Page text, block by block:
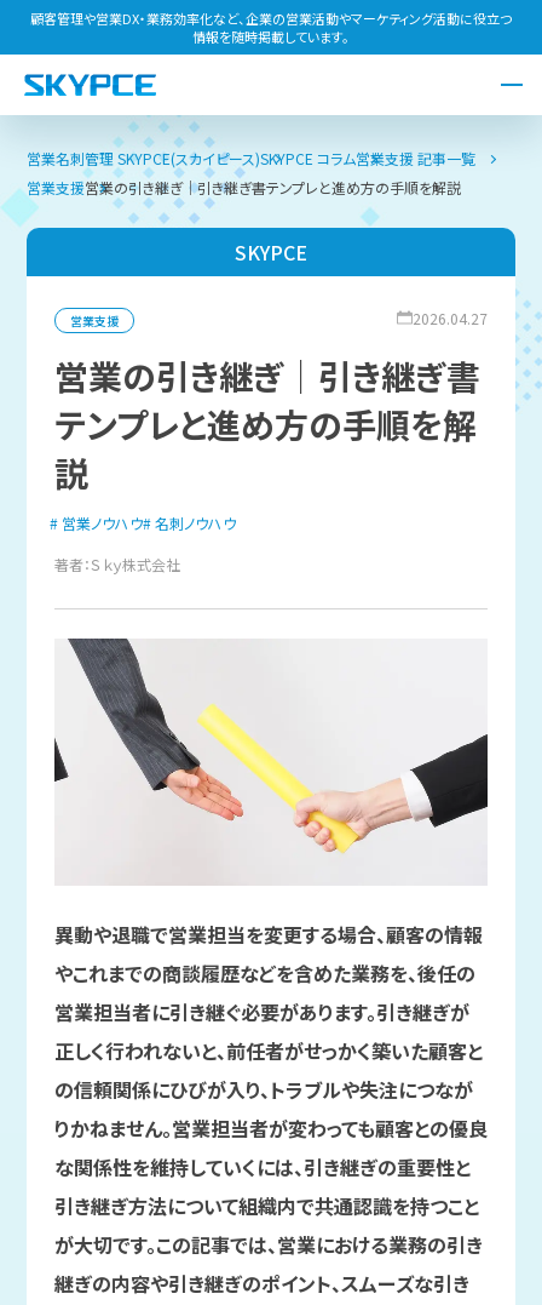
顧客管理や営業DX・業務効率化など、企業の営業活動やマーケティング活動に役立つ
情報を随時掲載しています。
営業名刺管理 SKYPCE(スカイピース)SKYPCE コラム営業支援 記事一覧
営業支援営業の引き継ぎ｜引き継ぎ書テンプレと進め方の手順を解説
SKYPCE
営業支援 2026.04.27
営業の引き継ぎ｜引き継ぎ書
テンプレと進め方の手順を解
説
営業ノウハウ
名刺ノウハウ
著者：Ｓｋｙ株式会社
異動や退職で営業担当を変更する場合、顧客の情報
やこれまでの商談履歴などを含めた業務を、後任の
営業担当者に引き継ぐ必要があります。引き継ぎが
正しく行われないと、前任者がせっかく築いた顧客と
の信頼関係にひびが入り、トラブルや失注につなが
りかねません。営業担当者が変わっても顧客との優良
な関係性を維持していくには、引き継ぎの重要性と
引き継ぎ方法について組織内で共通認識を持つこと
が大切です。この記事では、営業における業務の引き
継ぎの内容や引き継ぎのポイント、スムーズな引き